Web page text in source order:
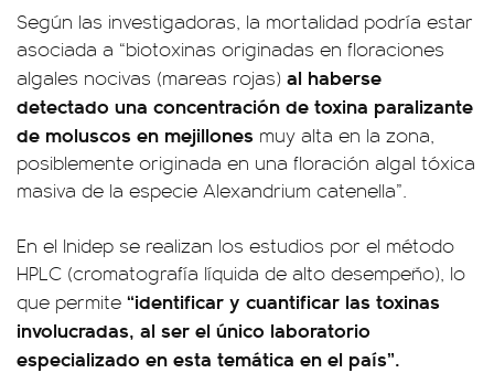
Según las investigadoras, la mortalidad podría estar
asociada a “biotoxinas originadas en floraciones
algales nocivas (mareas rojas) al haberse
detectado una concentración de toxina paralizante
de moluscos en mejillones muy alta en la zona,
posiblemente originada en una floración algal tóxica
masiva de la especie Alexandrium catenella”.
En el Inidep se realizan los estudios por el método
HPLC (cromatografía líquida de alto desempeño), lo
que permite “identificar y cuantificar las toxinas
involucradas, al ser el único laboratorio
especializado en esta temática en el país”.